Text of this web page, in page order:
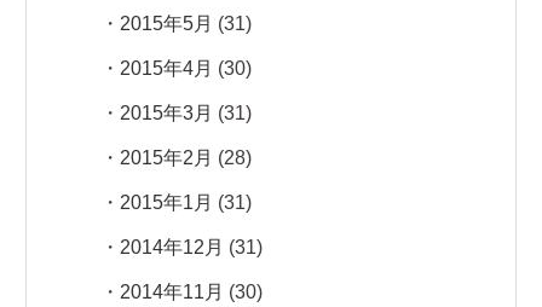
2015年5月 (31)
2015年4月 (30)
2015年3月 (31)
2015年2月 (28)
2015年1月 (31)
2014年12月 (31)
2014年11月 (30)